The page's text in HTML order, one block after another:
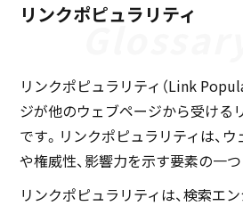
リンクポピュラリティ
リンクポピュラリティ（Link
ジが他のウェブページから受ける
です。リンクポピュラリティは、
や権威性、影響力を示す要素の一
リンクポピュラリティは、検索エン